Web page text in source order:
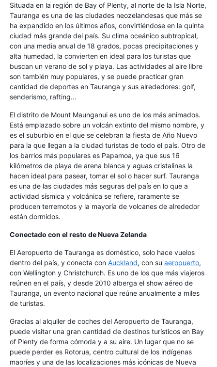
Situada en la región de Bay of Plenty, al norte de la Isla Norte,
Tauranga es una de las ciudades neozelandesas que más se
ha expandido en los últimos años, convirtiéndose en la quinta
ciudad más grande del país. Su clima oceánico subtropical,
con una media anual de 18 grados, pocas precipitaciones y
alta humedad, la convierten en ideal para los turistas que
buscan un verano de sol y playa. Las actividades al aire libre
son también muy populares, y se puede practicar gran
cantidad de deportes en Tauranga y sus alrededores: golf,
senderismo, rafting...
El distrito de Mount Maunganui es uno de los más animados.
Está emplazado sobre un volcán extinto del mismo nombre, y
es el suburbio en el que se celebran la fiesta de Año Nuevo
para la que llegan a la ciudad turistas de todo el país. Otro de
los barrios más populares es Papamoa, ya que sus 16
kilómetros de playa de arena blanca y aguas cristalinas la
hacen ideal para pasear, tomar el sol o hacer surf. Tauranga
es una de las ciudades más seguras del país en lo que a
actividad sísmica y volcánica se refiere, raramente se
producen terremotos y la mayoría de volcanes de alrededor
están dormidos.
Conectado con el resto de Nueva Zelanda
El Aeropuerto de Tauranga es doméstico, solo hace vuelos
dentro del país, y conecta con Auckland, con su aeropuerto,
con Wellington y Christchurch. Es uno de los que más viajeros
reúnen en el país, y desde 2010 alberga el show aéreo de
Tauranga, un evento nacional que reúne anualmente a miles
de turistas.
Gracias al alquiler de coches del Aeropuerto de Tauranga,
puede visitar una gran cantidad de destinos turísticos en Bay
of Plenty de forma cómoda y a su aire. Un lugar que no se
puede perder es Rotorua, centro cultural de los indígenas
maoríes y una de las localizaciones más icónicas de Nueva